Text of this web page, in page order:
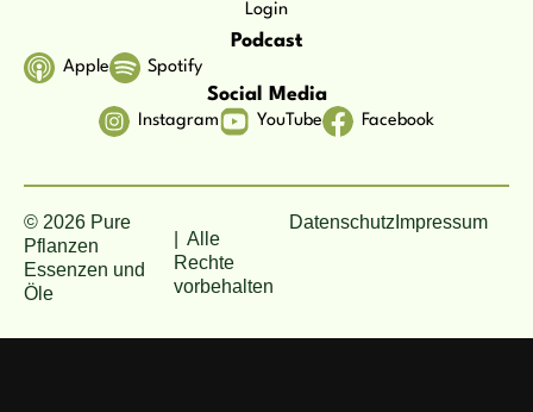
Login
Podcast
Apple Spotify
Social Media
Instagram YouTube Facebook
© 2026 Pure
Pflanzen
Essenzen und
Öle
| Alle
Rechte
vorbehalten
Datenschutz Impressum